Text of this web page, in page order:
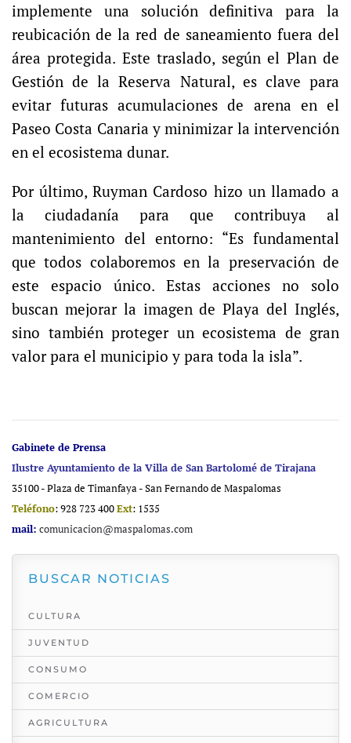
implemente una solución definitiva para la
reubicación de la red de saneamiento fuera del
área protegida. Este traslado, según el Plan de
Gestión de la Reserva Natural, es clave para
evitar futuras acumulaciones de arena en el
Paseo Costa Canaria y minimizar la intervención
en el ecosistema dunar.
Por último, Ruyman Cardoso hizo un llamado a
la ciudadanía para que contribuya al
mantenimiento del entorno: “Es fundamental
que todos colaboremos en la preservación de
este espacio único. Estas acciones no solo
buscan mejorar la imagen de Playa del Inglés,
sino también proteger un ecosistema de gran
valor para el municipio y para toda la isla”.
Gabinete de Prensa
Ilustre Ayuntamiento de la Villa de San Bartolomé de Tirajana
35100 - Plaza de Timanfaya - San Fernando de Maspalomas
Teléfono: 928 723 400Ext: 1535
mail: comunicacion@maspalomas.com
BUSCAR NOTICIAS
CULTURA
JUVENTUD
CONSUMO
COMERCIO
AGRICULTURA